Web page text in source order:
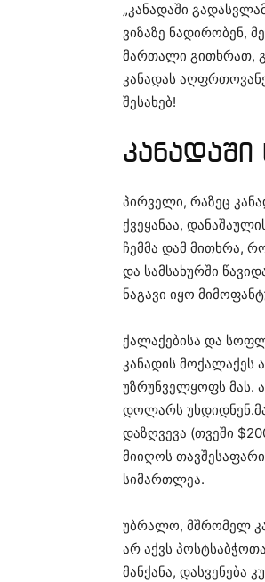
„კანადაში
ვიზაზე ნადირობენ,
მართალი გითხრათ,
კანადას
შესახებ!
პირველი, რაზეც
ქვეყანაა,
ჩემმა დამ მითხრა,
და სამსახურში
ნაგავი იყო
ქალაქებისა და
კანადის მოქალაქეს
უზრუნველყოფს მას.
დოლარს
დაზღვევა (თვეში
მიიღოს თავშესაფარი
სიმართლეა.
უბრალო, მშრომელ
არ აქვს
მანქანა, დასვენება